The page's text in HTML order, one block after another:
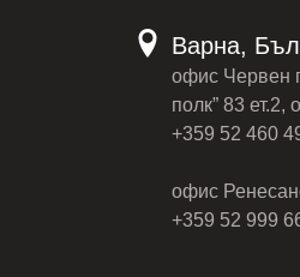
Варна,
офис Червен
полк” 83 ет.2,
+359 52 460
офис
+359 52 999